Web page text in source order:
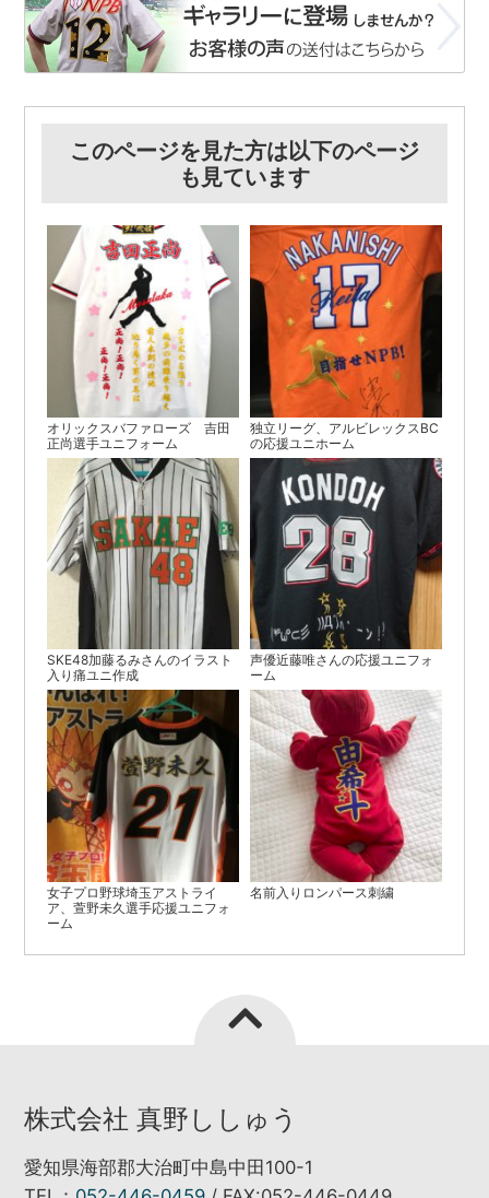
このページを見た方は以下のページ
も見ています
オリックスバファローズ 吉田
正尚選手ユニフォーム
独立リーグ、アルビレックスBC
の応援ユニホーム
SKE48加藤るみさんのイラスト
入り痛ユニ作成
声優近藤唯さんの応援ユニフォ
ーム
女子プロ野球埼玉アストライ
ア、萱野未久選手応援ユニフォ
ーム
名前入りロンパース刺繍
株式会社 真野ししゅう
愛知県海部郡大治町中島中田100-1